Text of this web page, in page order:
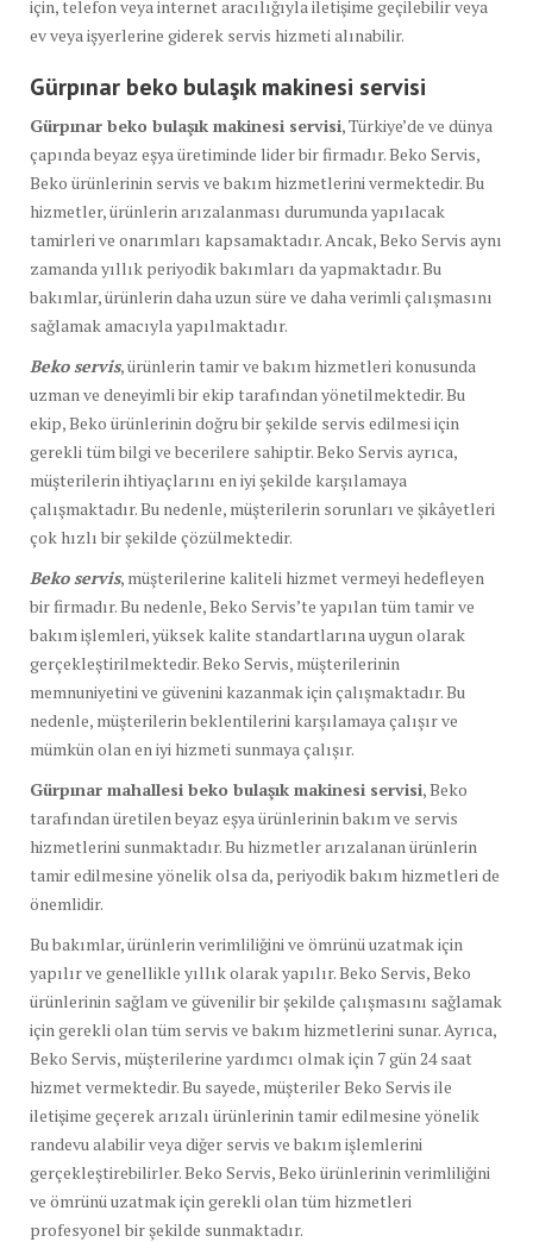
için, telefon veya internet aracılığıyla iletişime geçilebilir veya
ev veya işyerlerine giderek servis hizmeti alınabilir.
Gürpınar beko bulaşıkmakinesi servisi
Gürpınar beko bulaşık makinesi servisi, Türkiye’de ve dünya
çapında beyaz eşya üretiminde lider bir firmadır. Beko Servis,
Beko ürünlerinin servis ve bakım hizmetlerini vermektedir. Bu
hizmetler, ürünlerin arızalanması durumunda yapılacak
tamirleri ve onarımları kapsamaktadır. Ancak, Beko Servis aynı
zamanda yıllık periyodik bakımları da yapmaktadır. Bu
bakımlar, ürünlerin daha uzun süre ve daha verimli çalışmasını
sağlamak amacıyla yapılmaktadır.
Beko servis, ürünlerin tamir ve bakım hizmetleri konusunda
uzman ve deneyimli bir ekip tarafından yönetilmektedir. Bu
ekip, Beko ürünlerinin doğru bir şekilde servis edilmesi için
gerekli tüm bilgi ve becerilere sahiptir. Beko Servis ayrıca,
müşterilerin ihtiyaçlarını en iyi şekilde karşılamaya
çalışmaktadır. Bu nedenle, müşterilerin sorunları ve şikâyetleri
çok hızlı bir şekilde çözülmektedir.
Beko servis, müşterilerine kaliteli hizmet vermeyi hedefleyen
bir firmadır. Bu nedenle, Beko Servis’te yapılan tüm tamir ve
bakım işlemleri, yüksek kalite standartlarına uygun olarak
gerçekleştirilmektedir. Beko Servis, müşterilerinin
memnuniyetini ve güvenini kazanmak için çalışmaktadır. Bu
nedenle, müşterilerin beklentilerini karşılamaya çalışır ve
mümkün olan en iyi hizmeti sunmaya çalışır.
Gürpınar mahallesi beko bulaşık makinesi servisi, Beko
tarafından üretilen beyaz eşya ürünlerinin bakım ve servis
hizmetlerini sunmaktadır. Bu hizmetler arızalanan ürünlerin
tamir edilmesine yönelik olsa da, periyodik bakım hizmetleri de
önemlidir.
Bu bakımlar, ürünlerin verimliliğini ve ömrünü uzatmak için
yapılır ve genellikle yıllık olarak yapılır. Beko Servis, Beko
ürünlerinin sağlam ve güvenilir bir şekilde çalışmasını sağlamak
için gerekli olan tüm servis ve bakım hizmetlerini sunar. Ayrıca,
Beko Servis, müşterilerine yardımcı olmak için 7 gün 24 saat
hizmet vermektedir. Bu sayede, müşteriler Beko Servis ile
iletişime geçerek arızalı ürünlerinin tamir edilmesine yönelik
randevu alabilir veya diğer servis ve bakım işlemlerini
gerçekleştirebilirler. Beko Servis, Beko ürünlerinin verimliliğini
ve ömrünü uzatmak için gerekli olan tüm hizmetleri
profesyonel bir şekilde sunmaktadır.